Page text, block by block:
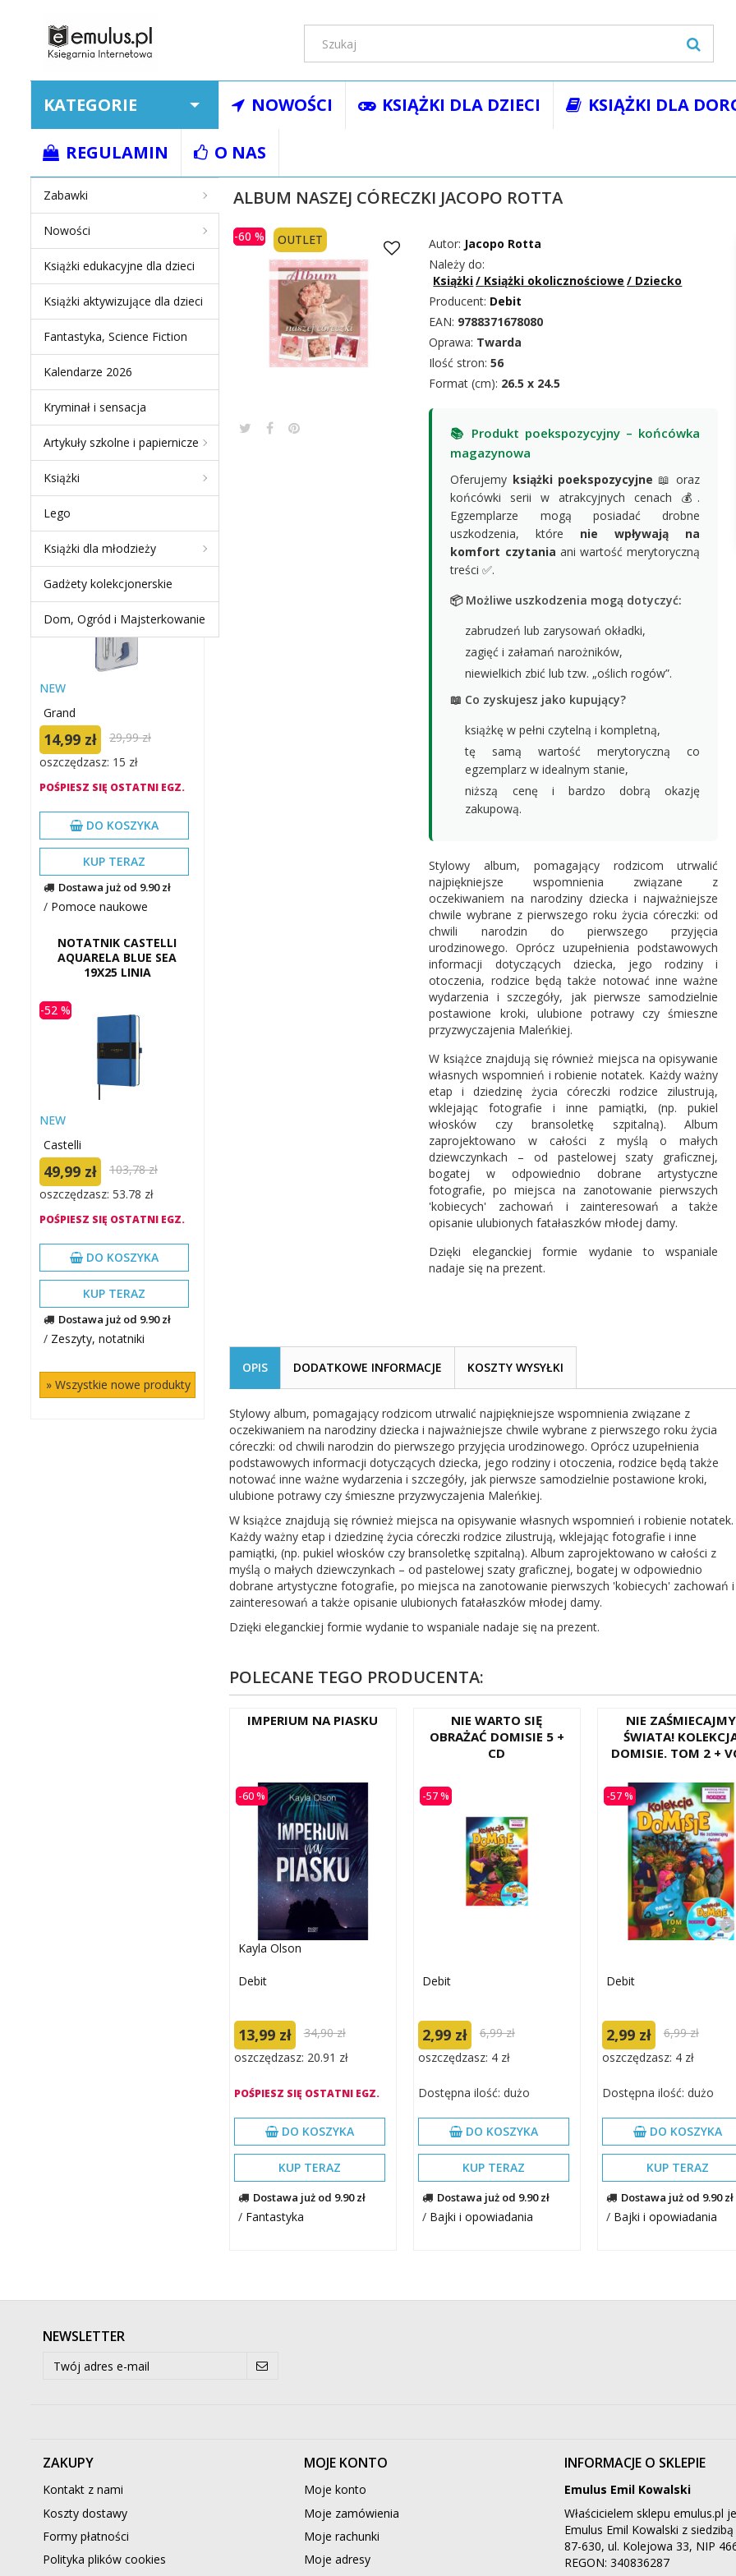
KATEGORIE
Zabawki
Nowości
Książki edukacyjne dla dzieci
Książki aktywizujące dla dzieci
Fantastyka, Science Fiction
Kalendarze 2026
Kryminał i sensacja
Artykuły szkolne i papiernicze
Książki
Lego
Książki dla młodzieży
Gadżety kolekcjonerskie
Dom, Ogród i Majsterkowanie
NOWOŚCI KSIĄŻKI DLA DZIECI KSIĄŻKI DLA
REGULAMIN O NASStrona główna
NEW PRODUCTS
KREŚLARSKI GR-C205 /
S20005E
-50 %
NEW
Grand
14,99 zł
29,99 zł
oszczędzasz: 15 zł
POŚPIESZ SIĘ OSTATNI EGZ.
DO KOSZYKA
KUP TERAZ
Dostawa już od 9.90 zł
/ Pomoce naukowe
NOTATNIK CASTELLI
AQUARELA BLUE SEA
19X25 LINIA
-52 %
NEW
Castelli
49,99 zł
103,78 zł
oszczędzasz: 53.78 zł
POŚPIESZ SIĘ OSTATNI EGZ.
DO KOSZYKA
KUP TERAZ
Dostawa już od 9.90 zł
/ Zeszyty, notatniki
» Wszystkie nowe produkty
ALBUM NASZEJ CÓRECZKI JACOPO ROTTA
-60 % OUTLET Autor: Jacopo Rotta
Należy do:
Książki/ Książki okolicznościowe / Dziecko
Producent: Debit
EAN: 9788371678080
Oprawa: Twarda
Ilość stron: 56
Format (cm): 26.5 x 24.5
📚 Produkt poekspozycyjny – końcówka
magazynowa
Oferujemy książki poekspozycyjne 📖 oraz
końcówki serii w atrakcyjnych cenach 💰.
Egzemplarze mogą posiadać drobne
uszkodzenia, które nie wpływają na
komfort czytania ani wartość merytoryczną
treści ✅.
📦 Możliwe uszkodzenia mogą dotyczyć:
zabrudzeń lub zarysowań okładki,
zagięć i załamań narożników,
niewielkich zbić lub tzw. „oślich rogów”.
📖 Co zyskujesz jako kupujący?
książkę w pełni czytelną i kompletną,
tę samą wartość merytoryczną co
egzemplarz w idealnym stanie,
niższą cenę i bardzo dobrą okazję
zakupową.
Stylowy album, pomagający rodzicom utrwalić
najpiękniejsze wspomnienia związane z
oczekiwaniem na narodziny dziecka i najważniejsze
chwile wybrane z pierwszego roku życia córeczki: od
chwili narodzin do pierwszego przyjęcia
urodzinowego. Oprócz uzupełnienia podstawowych
informacji dotyczących dziecka, jego rodziny i
otoczenia, rodzice będą także notować inne ważne
wydarzenia i szczegóły, jak pierwsze samodzielnie
postawione kroki, ulubione potrawy czy śmieszne
przyzwyczajenia Maleńkiej.
W książce znajdują się również miejsca na opisywanie
własnych wspomnień i robienie notatek. Każdy ważny
etap i dziedzinę życia córeczki rodzice zilustrują,
wklejając fotografie i inne pamiątki, (np. pukiel
włosków czy bransoletkę szpitalną). Album
zaprojektowano w całości z myślą o małych
dziewczynkach – od pastelowej szaty graficznej,
bogatej w odpowiednio dobrane artystyczne
fotografie, po miejsca na zanotowanie pierwszych
'kobiecych' zachowań i zainteresowań a także
opisanie ulubionych fatałaszków młodej damy.
Dzięki eleganckiej formie wydanie to wspaniale
nadaje się na prezent.
OPIS DODATKOWE INFORMACJE KOSZTY WYSYŁKI
Stylowy album, pomagający rodzicom utrwalić najpiękniejsze wspomnienia związane z
oczekiwaniem na narodziny dziecka i najważniejsze chwile wybrane z pierwszego roku życia
córeczki: od chwili narodzin do pierwszego przyjęcia urodzinowego. Oprócz uzupełnienia
podstawowych informacji dotyczących dziecka, jego rodziny i otoczenia, rodzice będą także
notować inne ważne wydarzenia i szczegóły, jak pierwsze samodzielnie postawione kroki,
ulubione potrawy czy śmieszne przyzwyczajenia Maleńkiej.
W książce znajdują się również miejsca na opisywanie własnych wspomnień i robienie notatek.
Każdy ważny etap i dziedzinę życia córeczki rodzice zilustrują, wklejając fotografie i inne
pamiątki, (np. pukiel włosków czy bransoletkę szpitalną). Album zaprojektowano w całości z
myślą o małych dziewczynkach – od pastelowej szaty graficznej, bogatej w odpowiednio
dobrane artystyczne fotografie, po miejsca na zanotowanie pierwszych 'kobiecych' zachowań i
zainteresowań a także opisanie ulubionych fatałaszków młodej damy.
Dzięki eleganckiej formie wydanie to wspaniale nadaje się na prezent.
POLECANE TEGO PRODUCENTA:
IMPERIUM NA PIASKU
-60 %
Kayla Olson
Debit
13,99 zł
34,90 zł
oszczędzasz: 20.91 zł
POŚPIESZ SIĘ OSTATNI EGZ.
DO KOSZYKA
KUP TERAZ
Dostawa już od 9.90 zł
/ Fantastyka
NIE WARTO SIĘ
OBRAŻAĆ DOMISIE 5 +
CD
-57 %
Debit
2,99 zł
6,99 zł
oszczędzasz: 4 zł
Dostępna ilość: dużo
DO KOSZYKA
KUP TERAZ
Dostawa już od 9.90 zł
/ Bajki i opowiadania
NIE ZAŚMIECAJMY
ŚWIATA!
DOMISIE. TOM 2 +
-57 %
Debit
2,99 zł
6,99 zł
oszczędzasz: 4 zł
Dostępna ilość: dużo
DO KOSZYKA
KUP TERAZ
Dostawa już od 9.90 zł
/ Bajki i opowiadania
NEWSLETTER
ZAKUPY
Kontakt z nami
Koszty dostawy
Formy płatności
Polityka plików cookies
MOJE KONTO
Moje konto
Moje zamówienia
Moje rachunki
Moje adresy
INFORMACJE O SKLEPIE
Emulus Emil Kowalski
Właścicielem sklepu emulus.pl
Emulus Emil Kowalski z
87-630, ul. Kolejowa 33, NIP
REGON: 340836287